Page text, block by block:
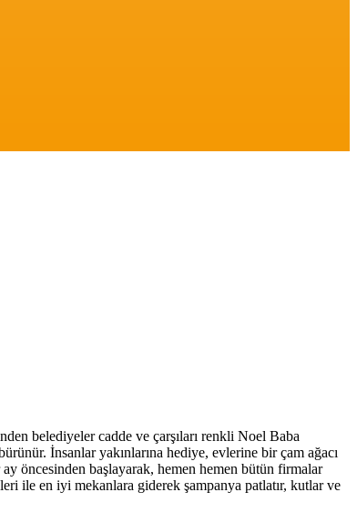
belediyeler cadde ve çarşıları renkli Noel Baba
İnsanlar yakınlarına hediye, evlerine bir çam ağacı
ay öncesinden başlayarak, hemen hemen bütün firmalar
ile en iyi mekanlara giderek şampanya patlatır, kutlar ve